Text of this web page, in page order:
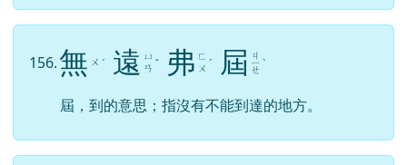
156.無 ㄨ ˊ 遠 ㄩ
ㄢ ˇ 弗 ㄈ
ㄨ ˊ 屆 ㄐ
ㄧ
ㄝ
ˋ
屆，到的意思；指沒有不能到達的地方。